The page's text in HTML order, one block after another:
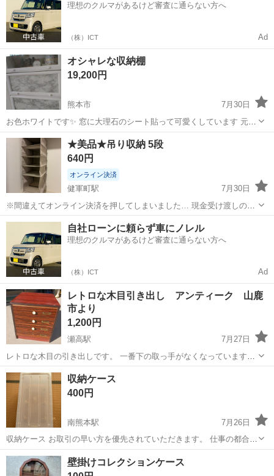
理想のクルマがあるけど審査に通らない方へ
（株）ICT Ad
オシャレな収納棚
19,200円
熊本市
7月30日
お色ホワイトです✨ 窓に大理石のシート貼って可愛くしています 元値
は10万以上の品です 下の扉？が壊れています 直せる方や使わないもの
の 保管にはいいと思います♩
熊本 熊本市 収納家具 ケース
★美品★吊り収納 5段
640円
オンライン決済
健軍町駅
7月30日
※間違えてオンライン決済を押してしまいました… 現金受け渡しのみ
の対応です∩^ω^∩ 吊り収納 5段 幅28✕奥行39✕高さ88cmです！ 美
いらっ...
熊本 上益城郡 収納家具
自社ローンに頼らず車にノレル
理想のクルマがあるけど審査に通らない方へ
（株）ICT Ad
レトロな木目引き出し アンティーク 山鹿
市より
1,200円
瀬高駅
7月27日
レトロな木目の引き出しです。 一番下の取っ手がなくなっています。
100均あたりで買って付けてください。なくても一番したなので舌を持
てば開けることはできます。 現状渡しです。 外寸 幅30センチ 高さ
33センチ 奥行29セン...
熊本 山鹿市 瀬高駅
収納ケース
400円
南熊本駅
7月26日
収納ケース お取引の早い方を優先されていただきます。 仕事の都合で
連絡が遅くなる事があります。
熊本 熊本市 南熊本駅
壁掛けコレクションケース